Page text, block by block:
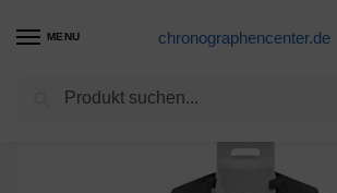
MENU chronographencenter.de
Klebstoffe / UHU Plus Back Binder und Härter